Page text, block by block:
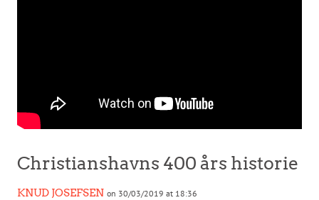
Christianshavns 400 års historie
KNUD JOSEFSEN on 30/03/2019 at 18:36